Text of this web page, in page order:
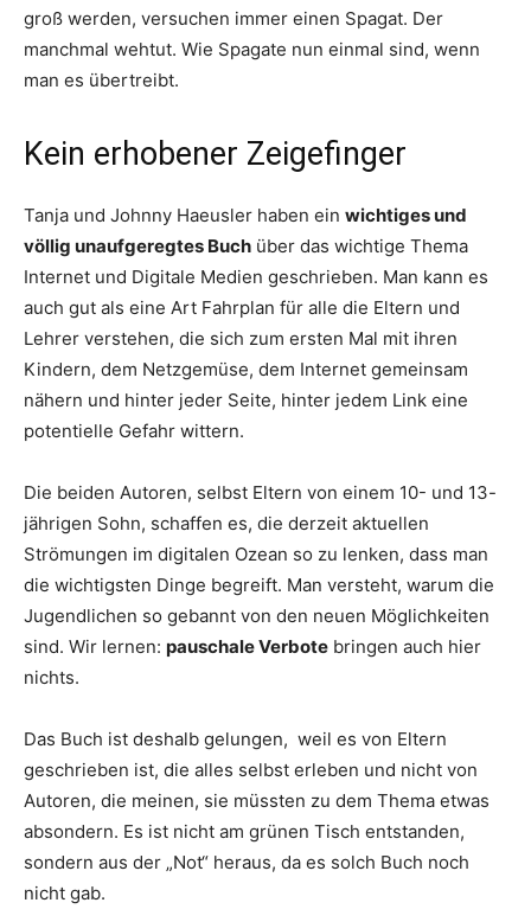
groß werden, versuchen immer einen Spagat. Der
manchmal wehtut. Wie Spagate nun einmal sind, wenn
man es übertreibt.
Kein erhobener Zeigefinger
Tanja und Johnny Haeusler haben ein wichtiges und
völlig unaufgeregtes Buch über das wichtige Thema
Internet und Digitale Medien geschrieben. Man kann es
auch gut als eine Art Fahrplan für alle die Eltern und
Lehrer verstehen, die sich zum ersten Mal mit ihren
Kindern, dem Netzgemüse, dem Internet gemeinsam
nähern und hinter jeder Seite, hinter jedem Link eine
potentielle Gefahr wittern.
Die beiden Autoren, selbst Eltern von einem 10- und 13-
jährigen Sohn, schaffen es, die derzeit aktuellen
Strömungen im digitalen Ozean so zu lenken, dass man
die wichtigsten Dinge begreift. Man versteht, warum die
Jugendlichen so gebannt von den neuen Möglichkeiten
sind. Wir lernen: pauschale Verbote bringen auch hier
nichts.
Das Buch ist deshalb gelungen, weil es von Eltern
geschrieben ist, die alles selbst erleben und nicht von
Autoren, die meinen, sie müssten zu dem Thema etwas
absondern. Es ist nicht am grünen Tisch entstanden,
sondern aus der „Not“ heraus, da es solch Buch noch
nicht gab.